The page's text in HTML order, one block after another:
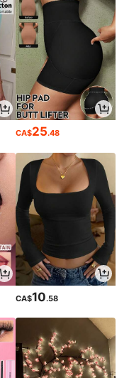
CA$25.48
CA$10.58